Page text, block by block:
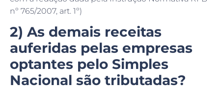
nº 765/2007, art. 1º)
2) As demais receitas
auferidas pelas empresas
optantes pelo Simples
Nacional são tributadas?